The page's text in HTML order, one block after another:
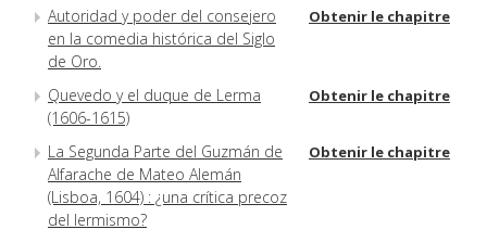
Autoridad y poder del consejero
en la comedia histórica del Siglo
de Oro.
Obtenir le chapitre
Quevedo y el duque de Lerma
(1606-1615)
Obtenir le chapitre
La Segunda Parte del Guzmán de
Alfarache de Mateo Alemán
(Lisboa, 1604) : ¿una crítica precoz
del lermismo?
Obtenir le chapitre